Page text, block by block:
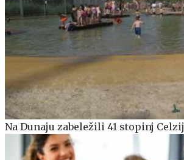
Na Dunaju zabeležili 41 stopinj